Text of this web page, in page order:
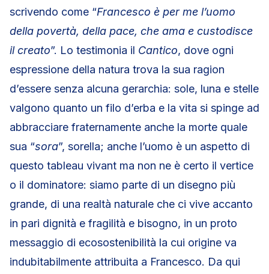
scrivendo come “Francesco è per me l’uomo
della povertà, della pace, che ama e custodisce
il creato”. Lo testimonia il Cantico, dove ogni
espressione della natura trova la sua ragion
d’essere senza alcuna gerarchia: sole, luna e stelle
valgono quanto un filo d’erba e la vita si spinge ad
abbracciare fraternamente anche la morte quale
sua “sora”, sorella; anche l’uomo è un aspetto di
questo tableau vivant ma non ne è certo il vertice
o il dominatore: siamo parte di un disegno più
grande, di una realtà naturale che ci vive accanto
in pari dignità e fragilità e bisogno, in un proto
messaggio di ecosostenibilità la cui origine va
indubitabilmente attribuita a Francesco. Da qui